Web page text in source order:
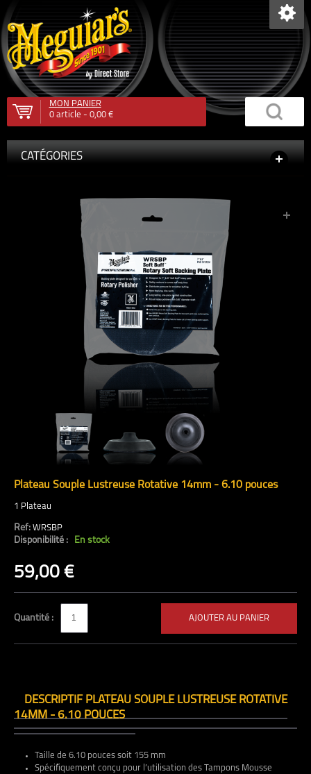
MON PANIER
0article - 0,00 €
CATÉGORIES
Plateau Souple Lustreuse Rotative 14mm - 6.10 pouces
1 Plateau
Ref: WRSBP
Disponibilité : En stock
59,00 €
Quantité : AJOUTER AU PANIER
DESCRIPTIF PLATEAU SOUPLE LUSTREUSE ROTATIVE
14MM - 6.10 POUCES
Taille de 6.10 pouces soit 155 mm
Spécifiquement conçu pour l’utilisation des Tampons Mousse